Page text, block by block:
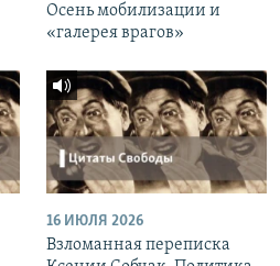
Осень мобилизации и
«галерея врагов»
16 ИЮЛЯ 2026
Взломанная переписка